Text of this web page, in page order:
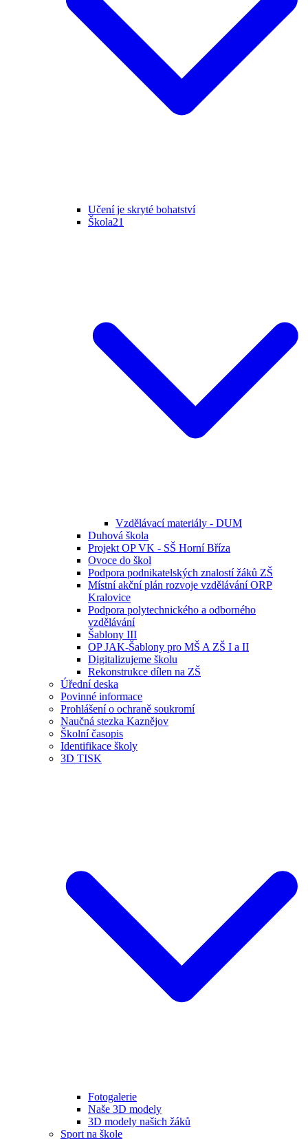
Učení je skryté bohatství
Škola21
Vzdělávací materiály - DUM
Duhová škola
Projekt OP VK - SŠ Horní Bříza
Ovoce do škol
Podpora podnikatelských znalostí žáků ZŠ
Místní akční plán rozvoje vzdělávání ORP
Kralovice
Podpora polytechnického a odborného
vzdělávání
Šablony III
OP JAK-Šablony pro MŠ A ZŠ I a II
Digitalizujeme školu
Rekonstrukce dílen na ZŠ
Úřední deska
Povinné informace
Prohlášení o ochraně soukromí
Naučná stezka Kaznějov
Školní časopis
Identifikace školy
3D TISK
Fotogalerie
Naše 3D modely
3D modely našich žáků
Sport na škole